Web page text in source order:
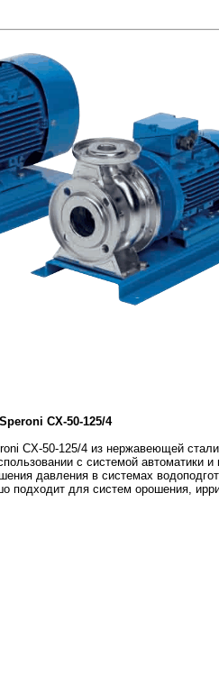
CX-50-125/4
CX-50-125/4 из нержавеющей
с системой автоматики
давления в системах
подходит для систем орошения,